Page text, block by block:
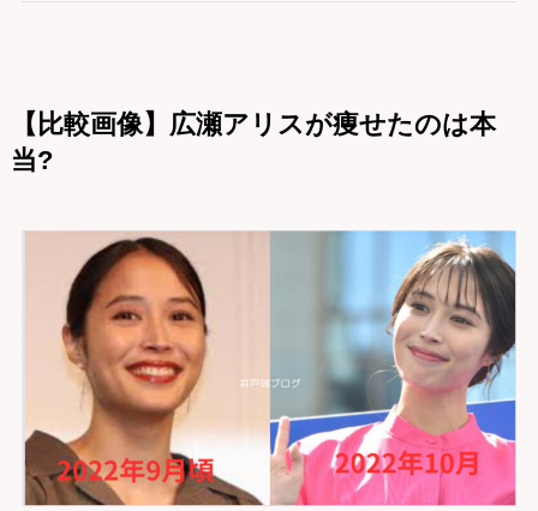
【比較画像】広瀬アリスが痩せたのは本
当?